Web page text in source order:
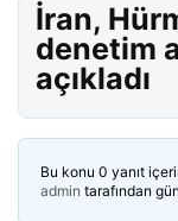
İran,
denetim
açıkladı
Bu konu 0 yanıt
admin tarafından